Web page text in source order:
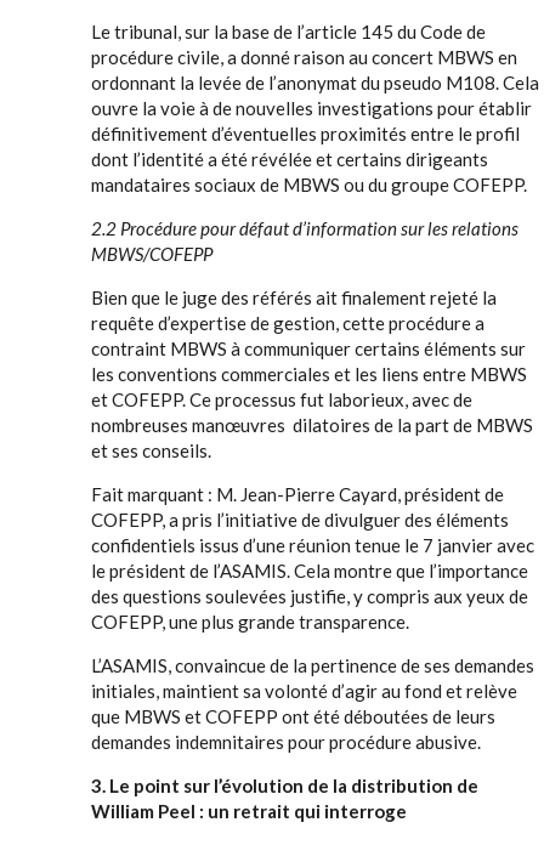
Le tribunal, sur la base de l’article 145 du Code de
procédure civile, a donné raison au concert MBWS en
ordonnant la levée de l’anonymat du pseudo M108. Cela
ouvre la voie à de nouvelles investigations pour établir
définitivement d’éventuelles proximités entre le profil
dont l’identité a été révélée et certains dirigeants
mandataires sociaux de MBWS ou du groupe COFEPP.
2.2 Procédure pour défaut d’information sur les relations
MBWS/COFEPP
Bien que le juge des référés ait finalement rejeté la
requête d’expertise de gestion, cette procédure a
contraint MBWS à communiquer certains éléments sur
les conventions commerciales et les liens entre MBWS
et COFEPP. Ce processus fut laborieux, avec de
nombreuses manœuvres dilatoires de la part de MBWS
et ses conseils.
Fait marquant : M. Jean-Pierre Cayard, président de
COFEPP, a pris l’initiative de divulguer des éléments
confidentiels issus d’une réunion tenue le 7 janvier avec
le président de l’ASAMIS. Cela montre que l’importance
des questions soulevées justifie, y compris aux yeux de
COFEPP, une plus grande transparence.
L’ASAMIS, convaincue de la pertinence de ses demandes
initiales, maintient sa volonté d’agir au fond et relève
que MBWS et COFEPP ont été déboutées de leurs
demandes indemnitaires pour procédure abusive.
3. Le point sur l’évolution de la distribution de
William Peel : un retrait qui interroge